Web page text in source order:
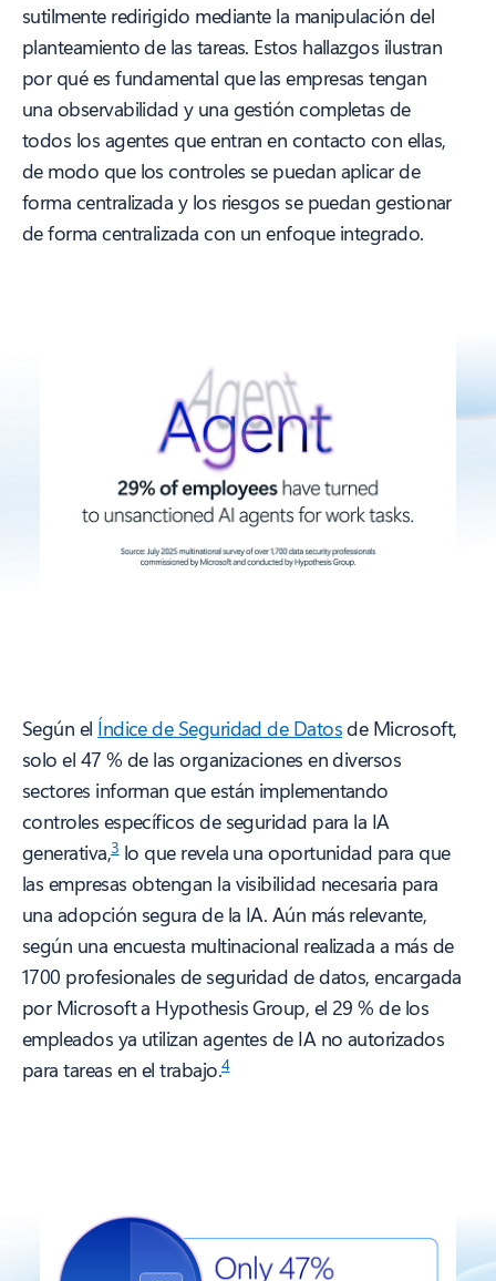
sutilmente redirigido mediante la manipulación del
planteamiento de las tareas. Estos hallazgos ilustran
por qué es fundamental que las empresas tengan
una observabilidad y una gestión completas de
todos los agentes que entran en contacto con ellas,
de modo que los controles se puedan aplicar de
forma centralizada y los riesgos se puedan gestionar
de forma centralizada con un enfoque integrado.
Según el Índice de Seguridad de Datosde Microsoft,
solo el 47 % de las organizaciones en diversos
sectores informan que están implementando
controles específicos de seguridad para la IA
generativa,3lo que revela una oportunidad para que
las empresas obtengan la visibilidad necesaria para
una adopción segura de la IA. Aún más relevante,
según una encuesta multinacional realizada a más de
1700 profesionales de seguridad de datos, encargada
por Microsoft a Hypothesis Group, el 29 % de los
empleados ya utilizan agentes de IA no autorizados
para tareas en el trabajo.4